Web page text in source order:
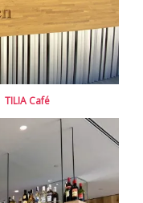
TILIA Café